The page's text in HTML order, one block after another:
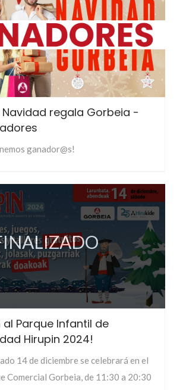
Navidad regala Gorbeia -
ganador@s!
al Parque Infantil de
Hirupin 2024!
14 de diciembre se celebrará en el
Comercial Gorbeia, de 11:30 a 20:30